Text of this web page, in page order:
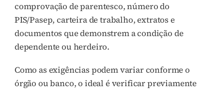
comprovação de parentesco, número do
PIS/Pasep, carteira de trabalho, extratos e
documentos que demonstrem a condição de
dependente ou herdeiro.
Como as exigências podem variar conforme o
órgão ou banco, o ideal é verificar previamente